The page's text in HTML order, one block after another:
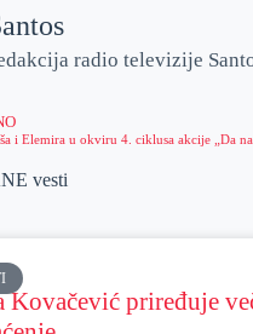
radio televizije
i Elemira u okviru 4. ciklusa akcije „Da
vesti
Kovačević priređuje